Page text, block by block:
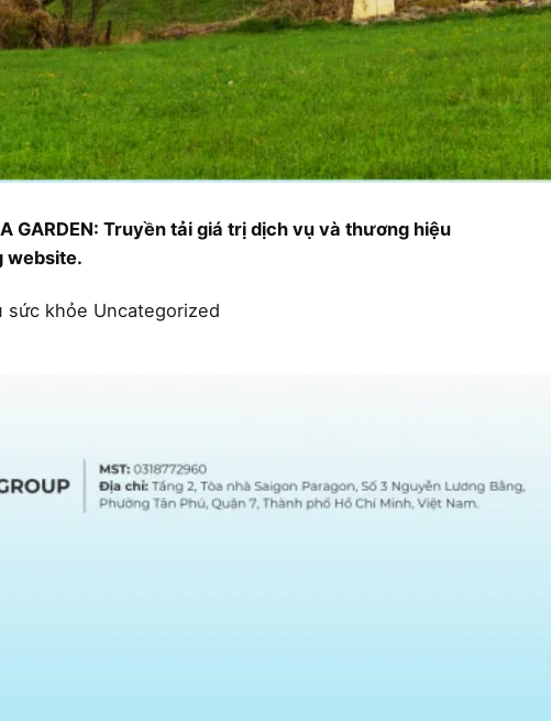
GARDEN: Truyền tải giá trị dịch vụ và thương hiệu
website.
sức khỏe Uncategorized